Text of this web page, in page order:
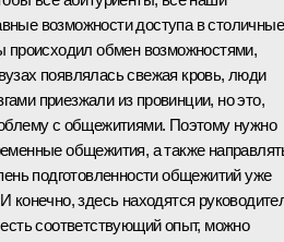
возможности доступа в столичные
происходил обмен возможностями,
появлялась свежая кровь, люди
приезжали из провинции, но это,
с общежитиями. Поэтому нужно
общежития, а также
подготовленности общежитий уже
конечно, здесь находятся
соответствующий опыт, можно